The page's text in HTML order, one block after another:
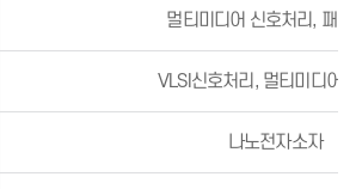
멀티미디어 신호처리, 패턴
VLSI신호처리, 멀티미디어
나노전자소자